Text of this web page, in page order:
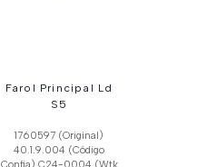
Farol Principal Ld
S5
1760597 (Original)
40.1.9.004 (Código
Confia) C24-0004 (Wtk